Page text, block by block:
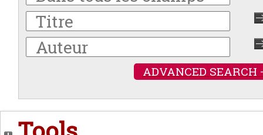
ADVANCED SEARCH